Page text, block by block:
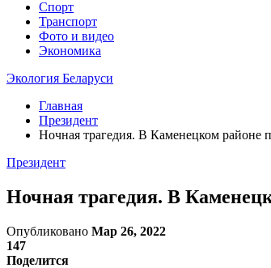
Спорт
Транспорт
Фото и видео
Экономика
Экология Беларуси
Главная
Президент
Ночная трагедия. В Каменецком районе
Президент
Ночная трагедия. В
Опубликовано Мар 26, 2022
147
Поделится